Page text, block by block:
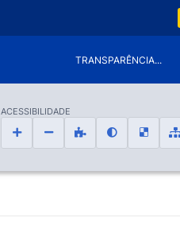
TRANSPARÊNCIA...
ACESSIBILIDADE